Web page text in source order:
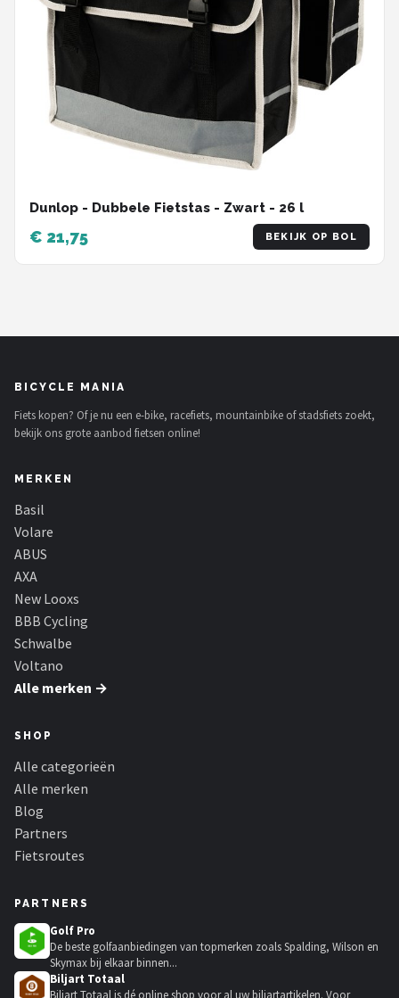
Dunlop - Dubbele Fietstas - Zwart - 26 l
€ 21,75 BEKIJK OP BOL
BICYCLE MANIA
Fiets kopen? Of je nu een e-bike, racefiets, mountainbike of stadsfiets zoekt,
bekijk ons grote aanbod fietsen online!
MERKEN
Basil
Volare
ABUS
AXA
New Looxs
BBB Cycling
Schwalbe
Voltano
Alle merken →
SHOP
Alle categorieën
Alle merken
Blog
Partners
Fietsroutes
PARTNERS
Golf Pro
De beste golfaanbiedingen van topmerken zoals Spalding, Wilson en
Skymax bij elkaar binnen...
Biljart Totaal
Biljart Totaal is dé online shop voor al uw biljartartikelen. Voor